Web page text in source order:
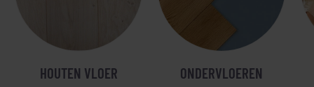
HOUTEN VLOER ONDERVLOEREN